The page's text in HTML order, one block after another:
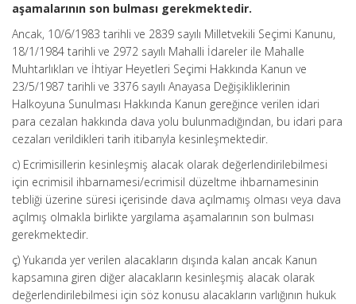
aşamalarının son bulması gerekmektedir.
Ancak, 10/6/1983 tarihli ve 2839 sayılı Milletvekili Seçimi Kanunu,
18/1/1984 tarihli ve 2972 sayılı Mahalli İdareler ile Mahalle
Muhtarlıkları ve İhtiyar Heyetleri Seçimi Hakkında Kanun ve
23/5/1987 tarihli ve 3376 sayılı Anayasa Değişikliklerinin
Halkoyuna Sunulması Hakkında Kanun gereğince verilen idari
para cezalan hakkında dava yolu bulunmadığından, bu idari para
cezaları verildikleri tarih itibarıyla kesinleşmektedir.
c) Ecrimisillerin kesinleşmiş alacak olarak değerlendirilebilmesi
için ecrimisil ihbarnamesi/ecrimisil düzeltme ihbarnamesinin
tebliği üzerine süresi içerisinde dava açılmamış olması veya dava
açılmış olmakla birlikte yargılama aşamalarının son bulması
gerekmektedir.
ç) Yukarıda yer verilen alacakların dışında kalan ancak Kanun
kapsamına giren diğer alacakların kesinleşmiş alacak olarak
değerlendirilebilmesi için söz konusu alacakların varlığının hukuk